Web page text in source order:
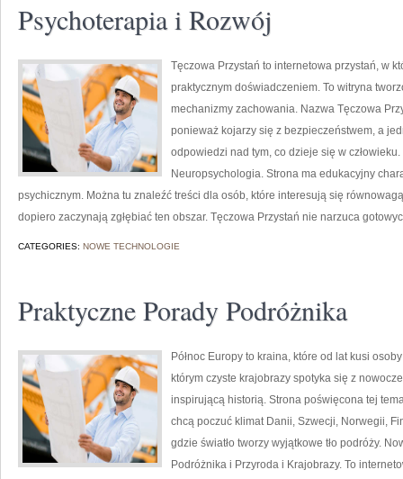
Psychoterapia i Rozwój
Tęczowa Przystań to internetowa przystań, w
praktycznym doświadczeniem. To witryna
mechanizmy zachowania. Nazwa Tęczowa
ponieważ kojarzy się z bezpieczeństwem, a
odpowiedzi nad tym, co dzieje się w
Neuropsychologia. Strona ma edukacyjny
psychicznym. Można tu znaleźć treści dla osób, które interesują się
dopiero zaczynają zgłębiać ten obszar. Tęczowa Przystań nie narzuca
CATEGORIES: NOWE TECHNOLOGIE
Praktyczne Porady Podróżnika
Północ Europy to kraina, które od lat kusi
którym czyste krajobrazy spotyka się z
inspirującą historią. Strona poświęcona tej
chcą poczuć klimat Danii, Szwecji, Norwegii,
gdzie światło tworzy wyjątkowe tło podróży.
Podróżnika i Przyroda i Krajobrazy. To